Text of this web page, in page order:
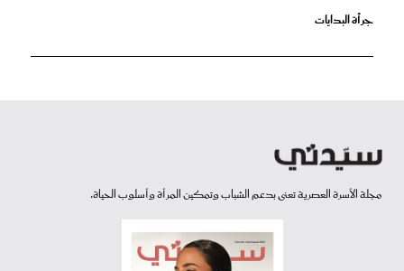
جرأة البدايات
مجلة الأسرة العصرية تعنى بدعم الشباب وتمكين المرأة وأسلوب الحياة.